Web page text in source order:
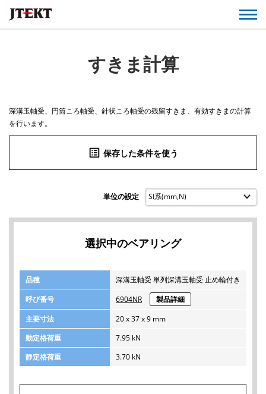
すきま計算
深溝玉軸受、円筒ころ軸受、針状ころ軸受の残留すきま、有効すきまの計算
を行います。
list_alt 保存した条件を使う
単位の設定
選択中のベアリング
品種
深溝玉軸受 単列深溝玉軸受 止め輪付き
呼び番号
6904NR
製品詳細
主要寸法
20 x 37 x 9 mm
動定格荷重
7.95 kN
静定格荷重
3.70 kN